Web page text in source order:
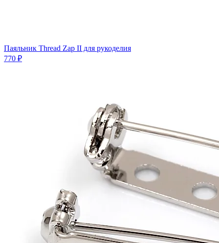
Паяльник Thread Zap II для рукоделия
770 ₽